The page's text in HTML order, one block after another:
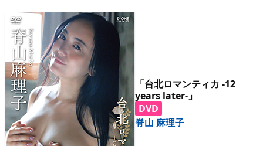
「台北ロマンティカ -12
years later-」
DVD
脊山 麻理子